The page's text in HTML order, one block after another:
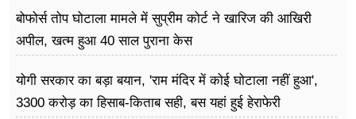
बोफोर्स तोप घोटाला मामले में सुप्रीम कोर्ट ने खारिज की आखिरी
अपील, खत्म हुआ 40 साल पुराना केस
योगी सरकार का बड़ा बयान, 'राम मंदिर में कोई घोटाला नहीं हुआ',
3300 करोड़ का हिसाब-किताब सही, बस यहां हुई हेराफेरी